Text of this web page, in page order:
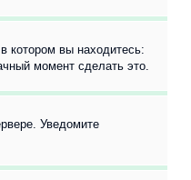
котором вы находитесь:
момент сделать это.
Уведомите